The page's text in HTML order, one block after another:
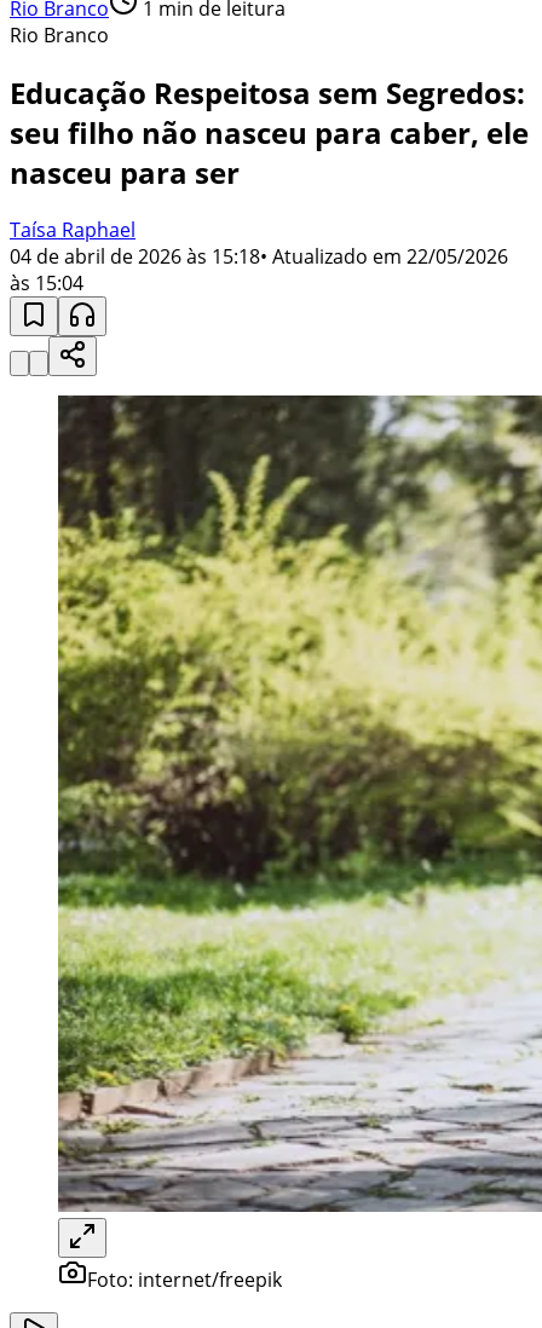
Rio Branco 1 min de leitura
Rio Branco
Educação Respeitosa sem Segredos:
seu filho não nasceu para caber, ele
nasceu para ser
Taísa Raphael
04 de abril de 2026 às 15:18• Atualizado em 22/05/2026
às 15:04
Foto: internet/freepik